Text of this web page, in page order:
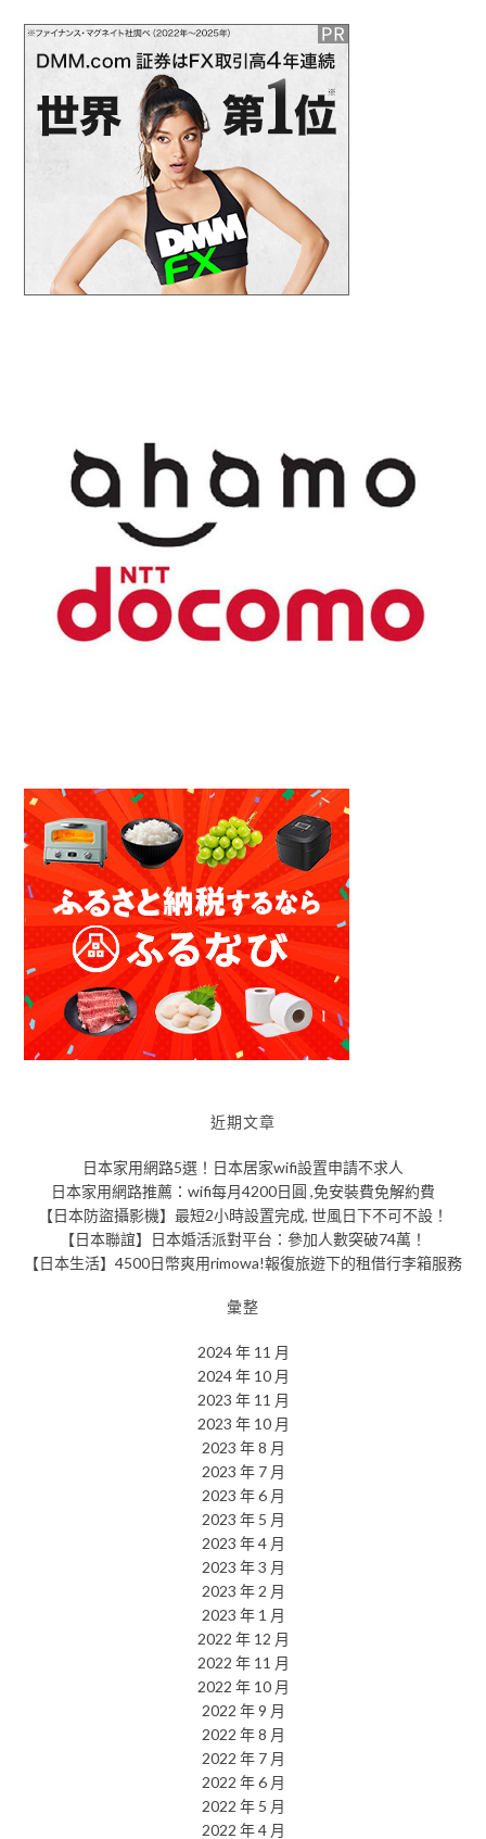
近期文章
日本家用網路5選！日本居家wifi設置申請不求人
日本家用網路推薦：wifi每月4200日圓 ,免安裝費免解約費
【日本防盜攝影機】最短2小時設置完成, 世風日下不可不設！
【日本聯誼】日本婚活派對平台：參加人數突破74萬！
【日本生活】4500日幣爽用rimowa!報復旅遊下的租借行李箱服務
彙整
2024 年 11 月
2024 年 10 月
2023 年 11 月
2023 年 10 月
2023 年 8 月
2023 年 7 月
2023 年 6 月
2023 年 5 月
2023 年 4 月
2023 年 3 月
2023 年 2 月
2023 年 1 月
2022 年 12 月
2022 年 11 月
2022 年 10 月
2022 年 9 月
2022 年 8 月
2022 年 7 月
2022 年 6 月
2022 年 5 月
2022 年 4 月